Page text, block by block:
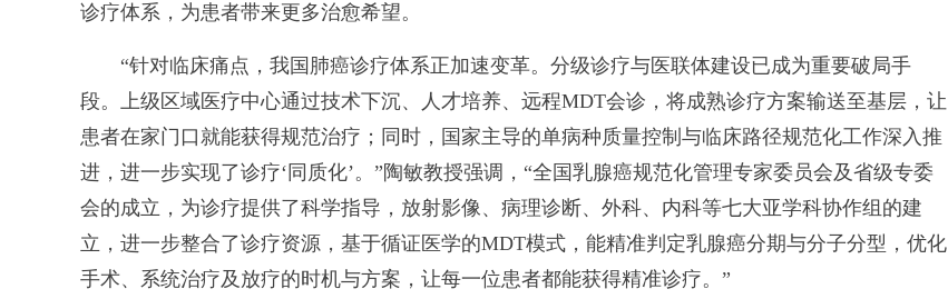
诊疗体系，为患者带来更多治愈希望。
“针对临床痛点，我国肺癌诊疗体系正加速变革。分级诊疗与医联体建设已成为重要破局手
段。上级区域医疗中心通过技术下沉、人才培养、远程MDT会诊，将成熟诊疗方案输送至基层，让
患者在家门口就能获得规范治疗；同时，国家主导的单病种质量控制与临床路径规范化工作深入推
进，进一步实现了诊疗‘同质化’。”陶敏教授强调，“全国乳腺癌规范化管理专家委员会及省级专委
会的成立，为诊疗提供了科学指导，放射影像、病理诊断、外科、内科等七大亚学科协作组的建
立，进一步整合了诊疗资源，基于循证医学的MDT模式，能精准判定乳腺癌分期与分子分型，优化
手术、系统治疗及放疗的时机与方案，让每一位患者都能获得精准诊疗。”